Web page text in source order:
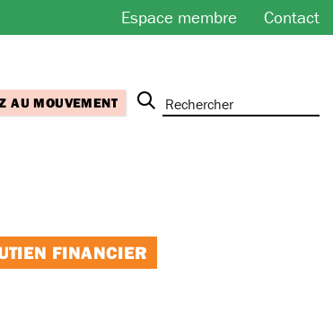
Espace membre Contact
AU MOUVEMENT
FINANCIER